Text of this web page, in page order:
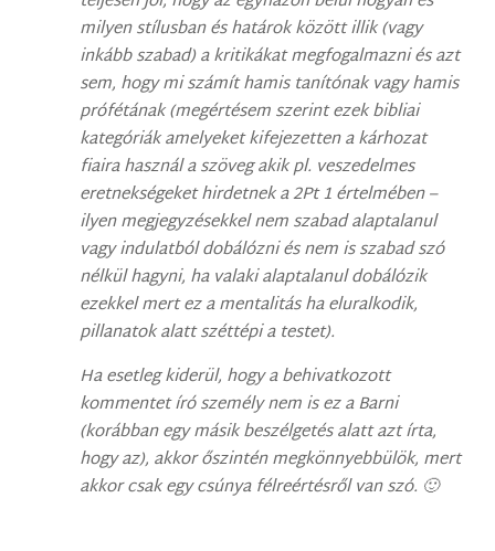
milyen stílusban és határok között illik (vagy
inkább szabad) a kritikákat megfogalmazni és azt
sem, hogy mi számít hamis tanítónak vagy hamis
prófétának (megértésem szerint ezek bibliai
kategóriák amelyeket kifejezetten a kárhozat
fiaira használ a szöveg akik pl. veszedelmes
eretnekségeket hirdetnek a 2Pt 1 értelmében –
ilyen megjegyzésekkel nem szabad alaptalanul
vagy indulatból dobálózni és nem is szabad szó
nélkül hagyni, ha valaki alaptalanul dobálózik
ezekkel mert ez a mentalitás ha eluralkodik,
pillanatok alatt széttépi a testet).
Ha esetleg kiderül, hogy a behivatkozott
kommentet író személy nem is ez a Barni
(korábban egy másik beszélgetés alatt azt írta,
hogy az), akkor őszintén megkönnyebbülök, mert
akkor csak egy csúnya félreértésről van szó. 🙂